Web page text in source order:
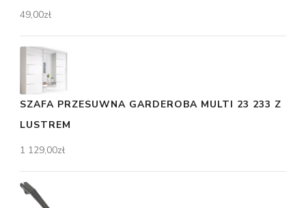
49,00zł
SZAFA PRZESUWNA GARDEROBA MULTI 23 233 Z
LUSTREM
1 129,00zł